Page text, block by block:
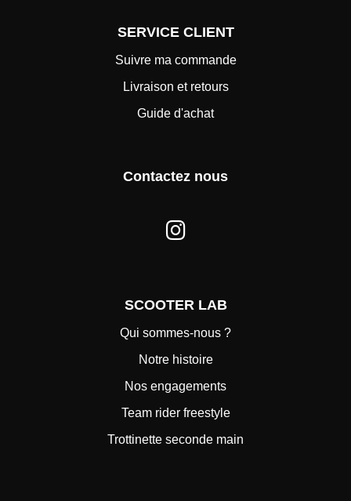
SERVICE CLIENT
Suivre ma commande
Livraison et retours
Guide d'achat
Contactez nous
SCOOTER LAB
Qui sommes-nous ?
Notre histoire
Nos engagements
Team rider freestyle
Trottinette seconde main